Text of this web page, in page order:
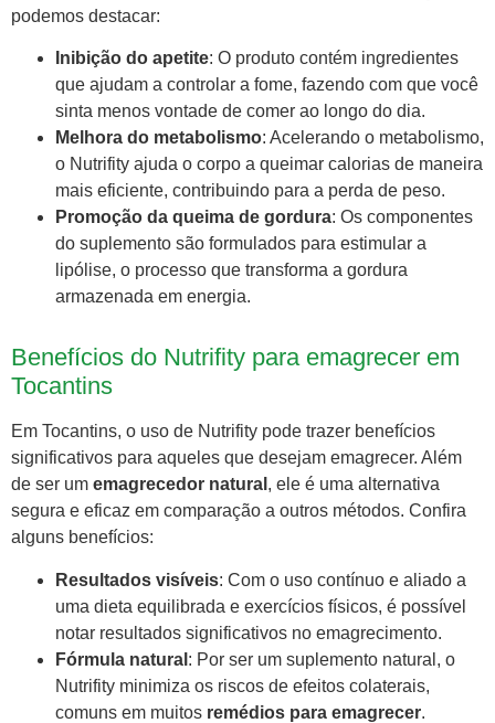
podemos destacar:
Inibição do apetite: O produto contém ingredientes
que ajudam a controlar a fome, fazendo com que você
sinta menos vontade de comer ao longo do dia.
Melhora do metabolismo: Acelerando o metabolismo,
o Nutrifity ajuda o corpo a queimar calorias de maneira
mais eficiente, contribuindo para a perda de peso.
Promoção da queima de gordura: Os componentes
do suplemento são formulados para estimular a
lipólise, o processo que transforma a gordura
armazenada em energia.
Benefícios do Nutrifity para emagrecer em
Tocantins
Em Tocantins, o uso de Nutrifity pode trazer benefícios
significativos para aqueles que desejam emagrecer. Além
de ser um emagrecedor natural , ele é uma alternativa
segura e eficaz em comparação a outros métodos. Confira
alguns benefícios:
Resultados visíveis: Com o uso contínuo e aliado a
uma dieta equilibrada e exercícios físicos, é possível
notar resultados significativos no emagrecimento.
Fórmula natural : Por ser um suplemento natural, o
Nutrifity minimiza os riscos de efeitos colaterais,
comuns em muitos remédios para emagrecer.